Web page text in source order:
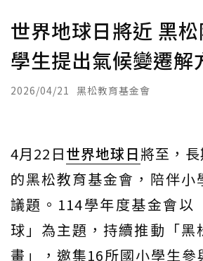
世界地球日將近 黑
學生提出氣候變遷解
2026/04/21 黑松教育基金會
4月22日世界地球日將至，
的黑松教育基金會，陪伴小
議題。114學年度基金會以
球」為主題，持續推動「黑
畫」，邀集16所國小學生參